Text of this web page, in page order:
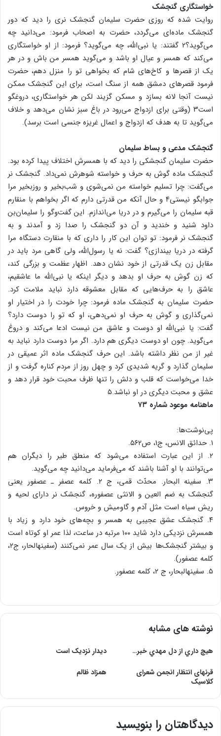
خواستگاری گنجشک
روایت شده که روزی حضرت سلیمان گنجشک نری را دید که دور
گنجشک ماده‌ای می‌گردد، حضرت به اصحاب فرمود: می‌دانید چه
می‌گوید؟۲ گفتند: یا نبی‌الله، چه می‌گوید؟ فرمود: از او خواستگاری
می‌کند که همسر و عیال او باشد و می‌گوید همسر من باش و در هر
یک از قصرها و کاخ‌های شام که بخواهی تو را منزل دهم، حضرت
فرمود قصرهای دمشق همه از سنگ است، برای این گنجشک ممکن
نیست آنجا لانه بسازد و مسکن گزیند لکن هر خواستگاری، دروغگو
است۳ (وقتی برای ازدواج می‌رود در باغ سبز نشان می‌دهد و خلاف
می‌گوید تا به هدف که ازدواج و اعمال غریزه جنسی است برسد).
گنجشک مدعی و بساط سلیمان
حضرت سلیمان گنجشکی را دید که با همسرش اختلاف پیدا کرده بود.
گنجشک ماده گوش به حرف و خواسته شوهرش نمی‌داد. گنجشک نر
می‌گفت: چرا تسلیم خواسته من نمی‌شوی و شب‌بخیر و روزبخیر مرا
جوابگو نیستی۴ و حال آنکه من قدرتی دارم که اگر بخواهم با منقارم
قبه سلیمان را می‌گیرم و در دریا می‌اندازم. این گفت‌وگو را سلیمان‌بن
داود شنید و خندید و آن دو گنجشک را صدا زد و آمدند و به
گنجشک نر فرمود: تو توان این کار را داری که با منقارت دستگاه مرا
گرفته در دریا بیندازی؟ گفت: نه یا رسول‌الله، ولی گاهی مرد باید در
مقابل زن یک قدرتی از خود نشان دهد. اظهار عظمت و بزرگی کند،
که زن گوش به حرف او بدهد و دیگر اینکه یا نبی‌الله ما عاشقیم،
عاشق را به حرف‌هایی که مقابل معشوقه دارد نباید ملامت کرد.
حضرت سلیمان به گنجشک ماده فرمود: چرا خودت را در اختیار او
نمی‌گذاری و گوش به حرف او نمی‌دهی، او که تو را دوست دارد؟
گفت: یا نبی‌الله او دوست و عاشق من نیست ادعا می‌کند و دروغ
می‌گوید. چون او دوست دیگری هم دارد. اگر مرا دوست دارد نباید به
غیر از من نظر داشته باشد. این حرف گنجشک ماده اثر عمیقی در
سلیمان گذارد و گریه شدیدی کرد و چهل روز از مردم کناره گرفت و از
خدا می‌خواست که قلب و دلش را تنها ظرف محبت خود قرار دهد و
عشق و محبت دیگری در او نباشد.۵
ماهنامه موعود شماره ۷۳
پی‌نوشت‌ها:
۱. حدائق الانس، ج۱، ص۵۶۲.
۲. از این عبارت استفاده می‌شود که منطق طیر را دیگران هم
می‌توانند با او آشنا باشند که می‌فرماید می‌دانید چه می‌گوید.
۳. سفینه البحار. محدّث قمی، ج ۲. کلمه عصفر ـ عصفور یعنی
گنجشک به ضم العین و الانثی عصفوره، گنجشک نر دارای لحیه و
ریش سیاه است مثل آدم و گاومیش و خروس.
۴. گنجشک عشق عجیبی به همسر و بچه‌های خود دارد و زیاد با
همسرش نزدیکی دارد شاید ۱۰۰ مرتبه در ساعت، لذا عمر او کوتاه است
و بیشتر گنجشک‌ها بیش از یک سال عمر نمی‌کنند (سفینهالحار، ج۲،
کلمه عصفور).
۵. سفینهالبحار، ج ۲، کلمه عصفور.
نوشته های مشابه
هيچ داري از دل مهدي خبر…
دیدار نزدیک است
قرنهاى انتظار انجمن شعراى
کلاسیک
همزاد ظالم
دیدگاهتان را بنویسید